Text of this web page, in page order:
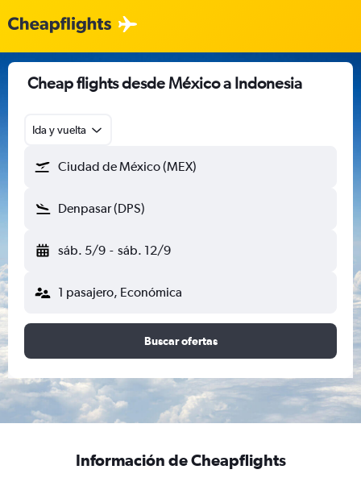
Cheap flights desde México a Indonesia
Ida y vuelta
Ciudad de México (MEX)
Denpasar (DPS)
sáb. 5/9 - sáb. 12/9
1 pasajero, Económica
Buscar ofertas
Información de Cheapflights